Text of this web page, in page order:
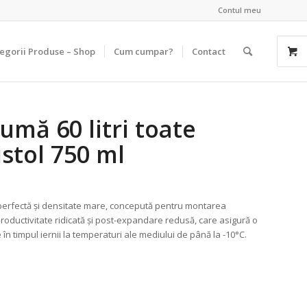
Contul meu
Produse – Shop Cum cumpar? Contact
60 litri toate
750 ml
și densitate mare, concepută pentru montarea
ridicată și post-expandare redusă, care asigură o
timpul iernii la temperaturi ale mediului de până la -10°C.